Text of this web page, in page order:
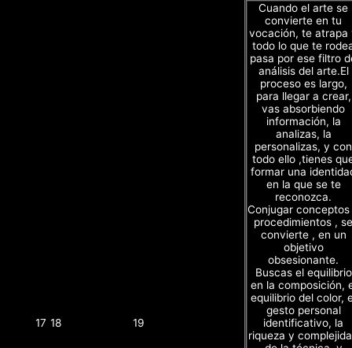
17 18 19
Cuando el arte se
convierte en tu
vocación, te atrapa
todo lo que te
pasa por ese filtro
análisis del arte.El
proceso es largo,
para llegar a crear,
vas absorbiendo
información, la
analizas, la
personalizas, y con
todo ello ,tienes
formar una
en la que se te
reconozca.
Conjugar
procedimientos , se
convierte , en un
objetivo
obsesionante.
Buscas el equilibrio
en la composición,
equilibrio del color,
gesto personal
identificativo, la
riqueza y